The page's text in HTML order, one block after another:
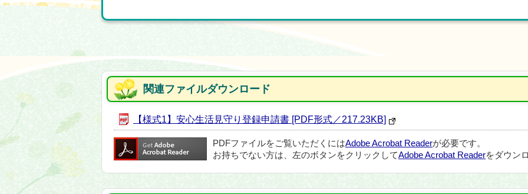
関連ファイルダウンロード
【様式1】安心生活見守り登録申請書 [PDF形式／217.23KB]
PDFファイルをご覧いただくにはAdobe Acrobat Readerが必要です。
お持ちでない方は、左のボタンをクリックしてAdobe Acrobat Readerをダウン